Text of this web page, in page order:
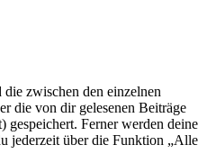
zwischen den einzelnen
die von dir gelesenen Beiträge
gespeichert. Ferner werden deine
jederzeit über die Funktion „Alle